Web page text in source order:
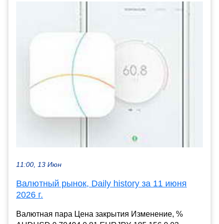
11:00, 13 Июн
Валютный рынок, Daily history за 11 июня
2026 г.
Валютная пара Цена закрытия Изменение, %